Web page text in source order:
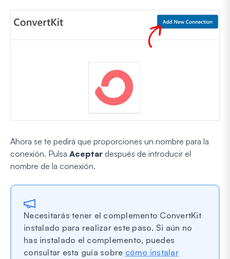
Ahora se te pedirá que proporciones un nombre para la
conexión. Pulsa Aceptar después de introducir el
nombre de la conexión.
Necesitarás tener el complemento ConvertKit
instalado para realizar este paso. Si aún no
has instalado el complemento, puedes
consultar esta guía sobre cómo instalar